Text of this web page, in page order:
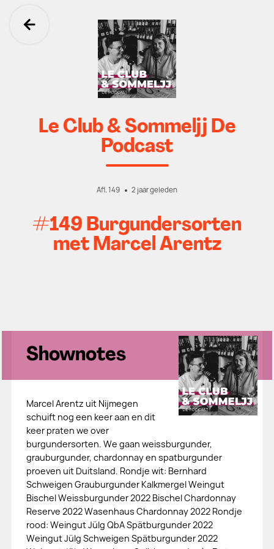
Ga terug
Le Club & Sommeljj De
Podcast
Afl. 149 2 jaar geleden
#149 Burgundersorten
met Marcel Arentz
Shownotes
Marcel Arentz uit Nijmegen
schuift nog een keer aan en dit
keer praten we over
burgundersorten. We gaan weissburgunder,
grauburgunder, chardonnay en spatburgunder
proeven uit Duitsland. Rondje wit: Bernhard
Schweigen Grauburgunder Kalkmergel Weingut
Bischel Weissburgunder 2022 Bischel Chardonnay
Reserve 2022 Wasenhaus Chardonnay 2022 Rondje
rood: Weingut Jülg QbA Spätburgunder 2022
Weingut Jülg Schweigen Spätburgunder 2022